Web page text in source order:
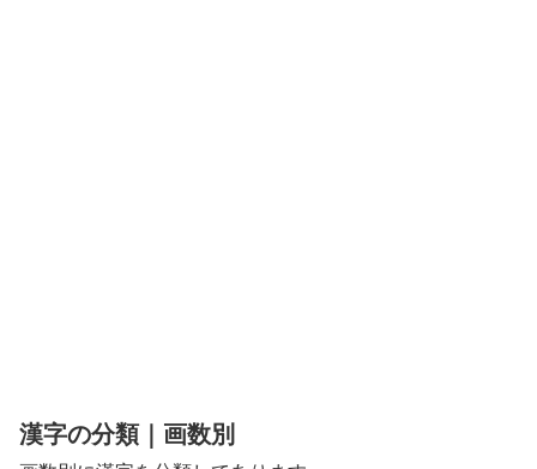
漢字の分類｜画数別